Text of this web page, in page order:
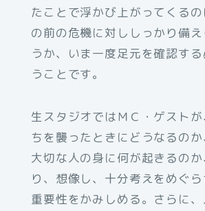
たことで浮かび上がってくる
の前の危機に対ししっかり備
うか、いま一度足元を確認す
うことです。
生スタジオではＭＣ・ゲスト
ちを襲ったときにどうなるのか
大切な人の身に何が起きるの
り、想像し、十分考えをめぐ
重要性をかみしめる。さらに